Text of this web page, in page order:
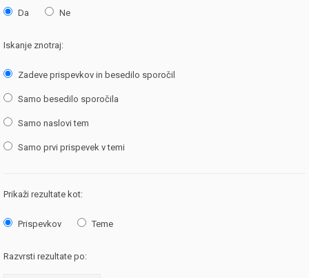
Da Ne
Iskanje znotraj:
Zadeve prispevkov in besedilo sporočil
Samo besedilo sporočila
Samo naslovi tem
Samo prvi prispevek v temi
Prikaži rezultate kot:
Prispevkov Teme
Razvrsti rezultate po: